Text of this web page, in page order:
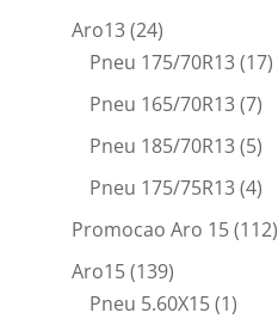
Aro13(24)
Pneu 175/70R13(17)
Pneu 165/70R13(7)
Pneu 185/70R13(5)
Pneu 175/75R13(4)
Promocao Aro 15(112)
Aro15(139)
Pneu 5.60X15(1)